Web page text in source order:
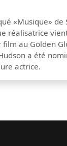
«Musique» de
réalisatrice
au Golden
a été
actrice.